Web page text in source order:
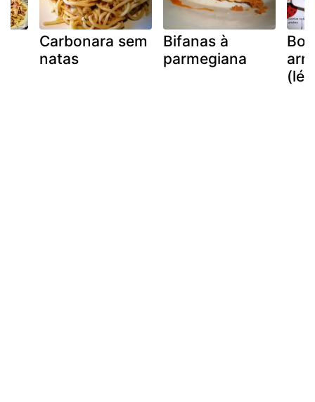
Carbonara sem
natas
Bifanas à
parmegiana